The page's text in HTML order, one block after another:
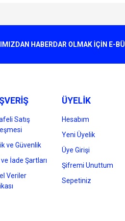
veya görüntülenemiyor.
olmalı.
HABERDAR OLMAK İÇİN E-
Satış
ve Güvenlik
İade Şartları
Veriler
ÜYELİK
Hesabım
Yeni Üyelik
Üye Girişi
Şifremi Unuttum
Sepetiniz